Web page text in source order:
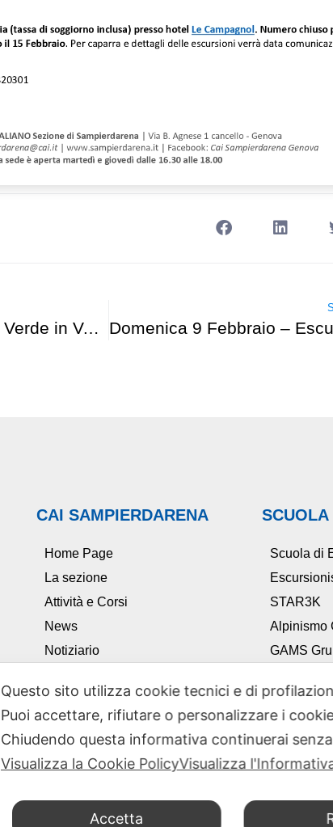
12-19 Luglio Settimana Verde in Valle Aurina
CAI SAMPIERDARENA
Home Page
La sezione
Attività e Corsi
News
Notiziario
Contatti
SCUOLA
Scuola di
STAR3K
Alpinismo
GAMS
TAM
Comitato
Questo sito utilizza cookie tecnici e di
Puoi accettare, rifiutare o personalizzare i
Chiudendo questa informativa continuerai
Visualizza la Cookie PolicyVisualizza
Accetta